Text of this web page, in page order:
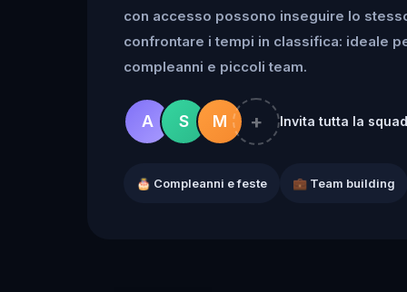
con accesso possono inseguire lo
confrontare i tempi in classifica: ideale
compleanni e piccoli team.
A S M + Invita tutta la
🎂 Compleanni e feste 💼 Team building